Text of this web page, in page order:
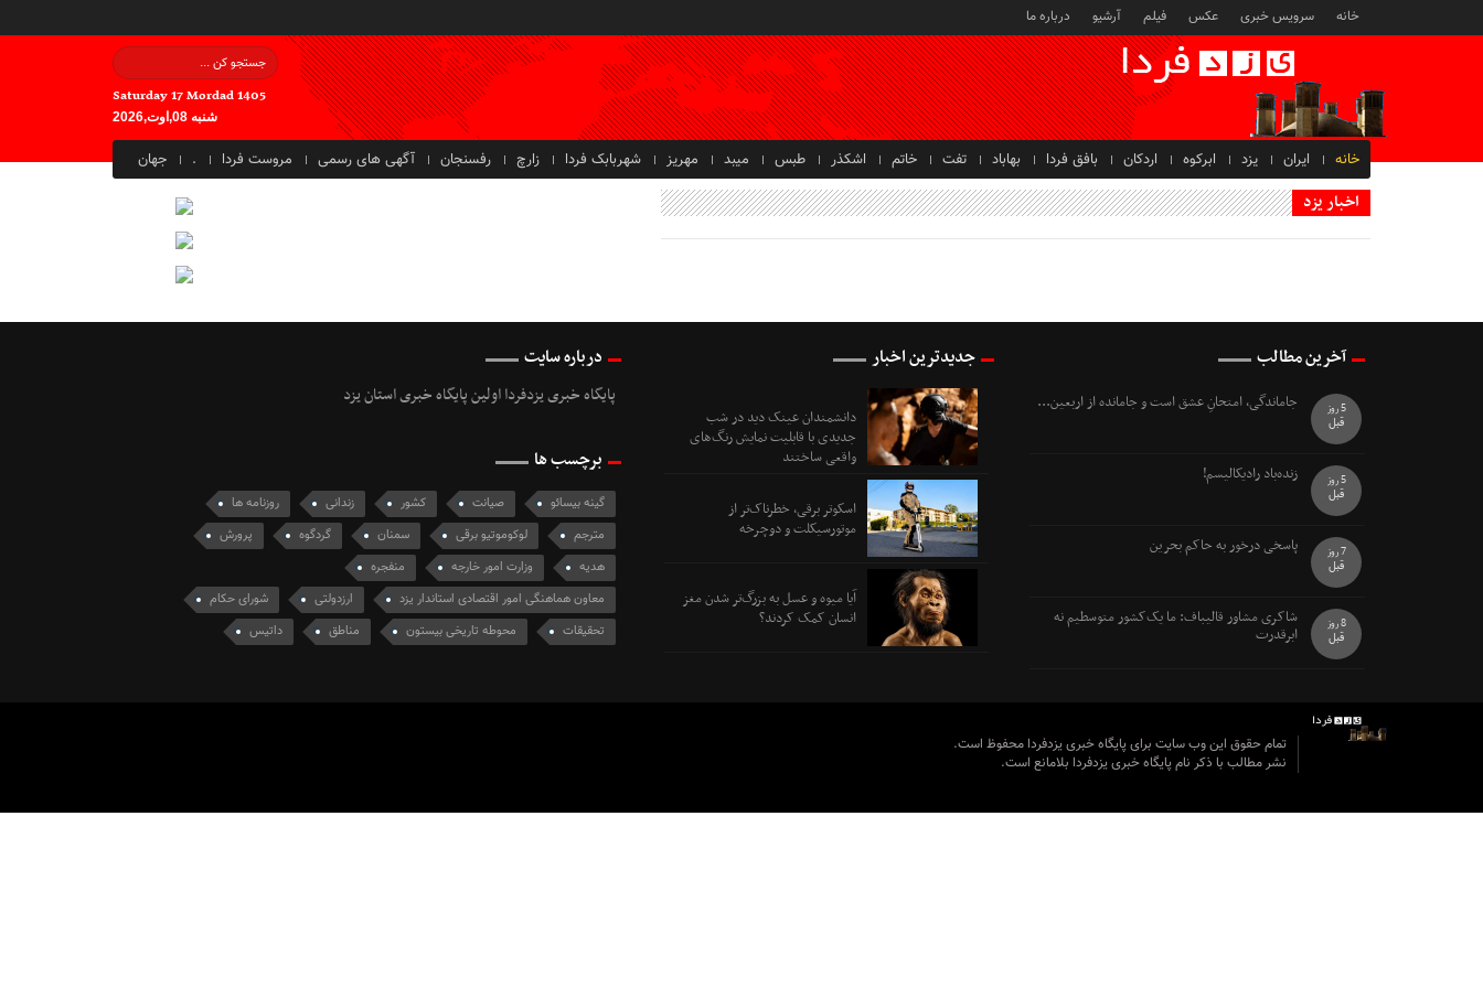
خانه سرویس خبری عکس فیلم آرشیو درباره ما
Saturday 17 Mordad 1405
شنبه 08,اوت,2026
خانه ایران یزد ابرکوه اردکان بافق فردا بهاباد تفت خاتم اشکذر طبس میبد مهریز شهربابک فردا زارچ رفسنجان آگهی های رسمی مروست فردا . جهان
اخبار یزد
آخرین مطالب
جاماندگی، امتحانِ عشق است و جامانده از اربعین...
5 روز
قبل
زنده‌باد رادیکالیسم!
5 روز
قبل
پاسخی درخور به حاکم بحرین
7 روز
قبل
شاکری مشاور قالیباف: ما یک‌کشور متوسطیم نه
ابرقدرت
8 روز
قبل
جدیدترین اخبار
دانشمندان عینک دید در شب
جدیدی با قابلیت نمایش رنگ‌های
واقعی ساختند
اسکوتر برقی، خطرناک‌تر از
موتورسیکلت و دوچرخه
آیا میوه و عسل به بزرگ‌تر شدن مغز
انسان کمک کردند؟
درباره سایت
پایگاه خبری یزدفردا اولین پایگاه خبری استان یزد
برچسب ها
گینه بیسائو صیانت کشور زندانی
روزنامه ها
مترجم
لوکوموتیو برقی سمنان گردگوه
پرورش
هدیه
وزارت امور خارجه
منفجره
معاون هماهنگی امور اقتصادی استاندار یزد
ارزدولتی
شورای حکام
تحقیقات
محوطه تاریخی بیستون مناطق داتیس
تمام حقوق این وب سایت برای پایگاه خبری یزدفردا محفوظ است.
نشر مطالب با ذکر نام پایگاه خبری یزدفردا بلامانع است.